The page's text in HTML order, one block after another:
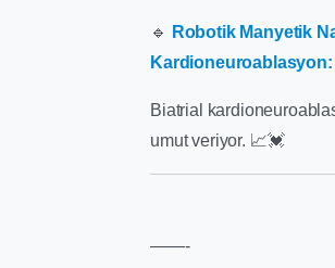
🔹
Robotik Manyetik
Biatrial
umut veriyor. 📈💓
——-